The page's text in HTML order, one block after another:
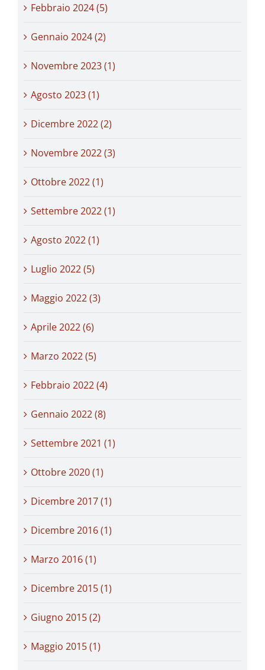
Febbraio 2024 (5)
Gennaio 2024 (2)
Novembre 2023 (1)
Agosto 2023 (1)
Dicembre 2022 (2)
Novembre 2022 (3)
Ottobre 2022 (1)
Settembre 2022 (1)
Agosto 2022 (1)
Luglio 2022 (5)
Maggio 2022 (3)
Aprile 2022 (6)
Marzo 2022 (5)
Febbraio 2022 (4)
Gennaio 2022 (8)
Settembre 2021 (1)
Ottobre 2020 (1)
Dicembre 2017 (1)
Dicembre 2016 (1)
Marzo 2016 (1)
Dicembre 2015 (1)
Giugno 2015 (2)
Maggio 2015 (1)